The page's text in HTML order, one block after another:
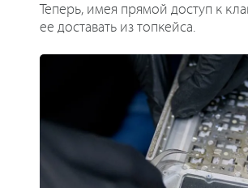
Теперь, имея прямой доступ к
ее доставать из топкейса.